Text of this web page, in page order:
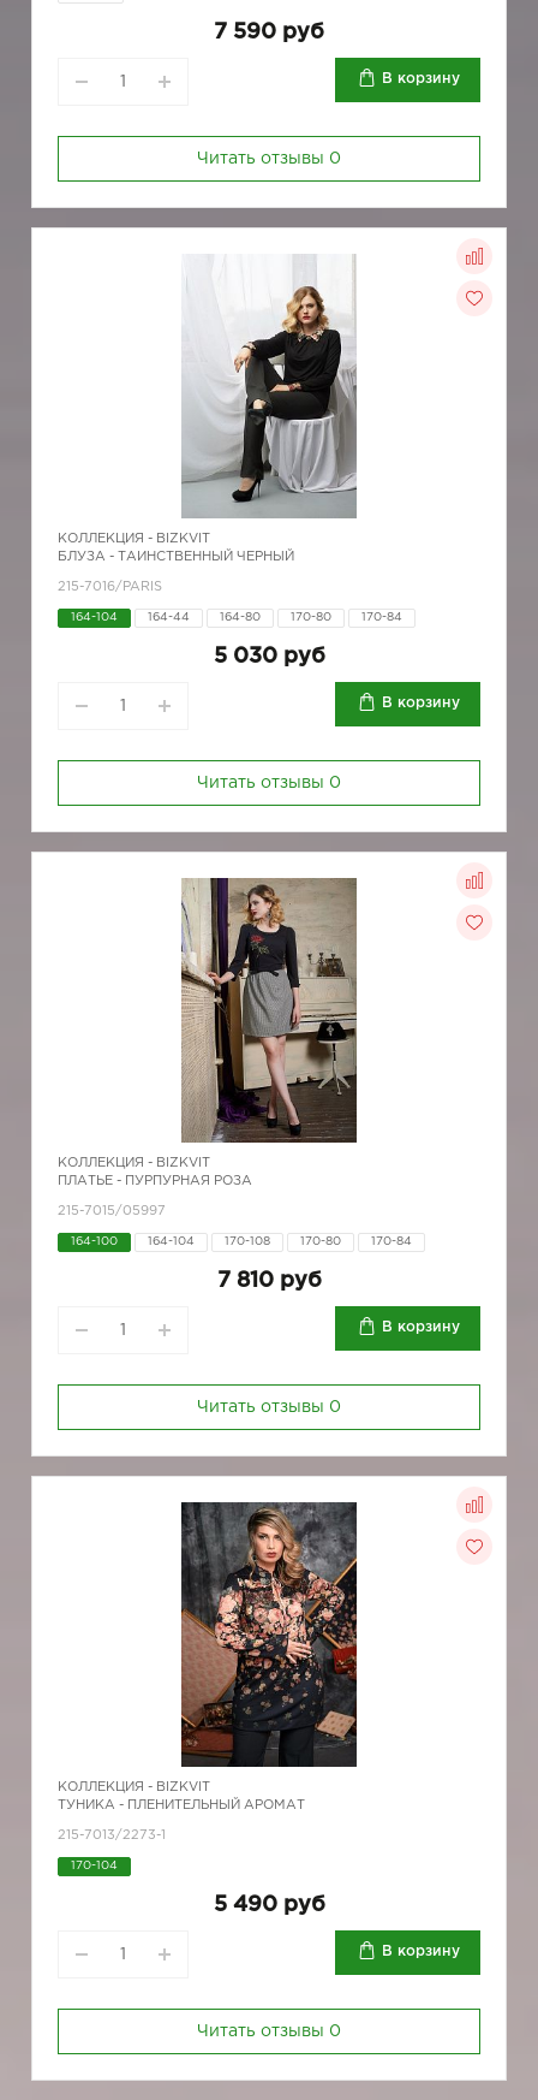
7 590 руб
В корзину
Читать отзывы 0
КОЛЛЕКЦИЯ - BIZKVIT
БЛУЗА - ТАИНСТВЕННЫЙ ЧЕРНЫЙ
215-7016/PARIS
164-104 164-44 164-80 170-80 170-84
5 030 руб
В корзину
Читать отзывы 0
КОЛЛЕКЦИЯ - BIZKVIT
ПЛАТЬЕ - ПУРПУРНАЯ РОЗА
215-7015/05997
164-100 164-104 170-108 170-80 170-84
7 810 руб
В корзину
Читать отзывы 0
КОЛЛЕКЦИЯ - BIZKVIT
ТУНИКА - ПЛЕНИТЕЛЬНЫЙ АРОМАТ
215-7013/2273-1
170-104
5 490 руб
В корзину
Читать отзывы 0